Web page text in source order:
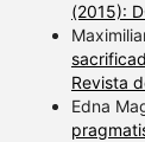
(2015):
Revista
Edna